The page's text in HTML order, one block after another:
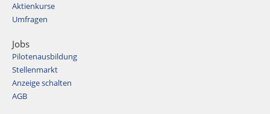
Aktienkurse
Umfragen
Jobs
Pilotenausbildung
Stellenmarkt
Anzeige schalten
AGB